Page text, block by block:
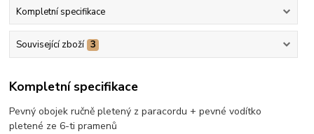
Kompletní specifikace
Související zboží 3
Kompletní specifikace
Pevný obojek ručně pletený z paracordu + pevné vodítko
pletené ze 6-ti pramenů